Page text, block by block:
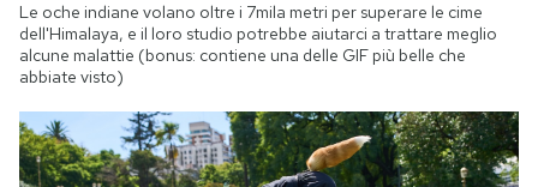
Le oche indiane volano oltre i 7mila metri per superare le cime
dell'Himalaya, e il loro studio potrebbe aiutarci a trattare meglio
alcune malattie (bonus: contiene una delle GIF più belle che
abbiate visto)